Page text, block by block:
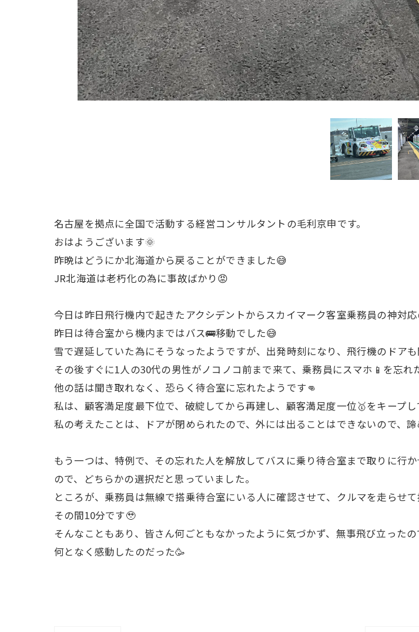
名古屋を拠点に全国で活動する経営コンサルタントの毛利京申です。
おはようございます🌞
昨晩はどうにか北海道から戻ることができました😅
JR北海道は老朽化の為に事故ばかり😡
今日は昨日飛行機内で起きたアクシデントからスカイマーク客室乗務員の神対
昨日は待合室から機内まではバス🚌移動でした😅
雪で遅延していた為にそうなったようですが、出発時刻になり、飛行機のドアも
その後すぐに1人の30代の男性がノコノコ前まで来て、乗務員にスマホ📱を忘れ
他の話は聞き取れなく、恐らく待合室に忘れたようです👊
私は、顧客満足度最下位で、破綻してから再建し、顧客満足度一位🥇をキープ
私の考えたことは、ドアが閉められたので、外には出ることはできないので、
もう一つは、特例で、その忘れた人を解放してバスに乗り待合室まで取りに行
ので、どちらかの選択だと思っていました。
ところが、乗務員は無線で搭乗待合室にいる人に確認させて、クルマを走らせ
その間10分です🥹
そんなこともあり、皆さん何ごともなかったように気づかず、無事飛び立ったの
何となく感動したのだった🥳